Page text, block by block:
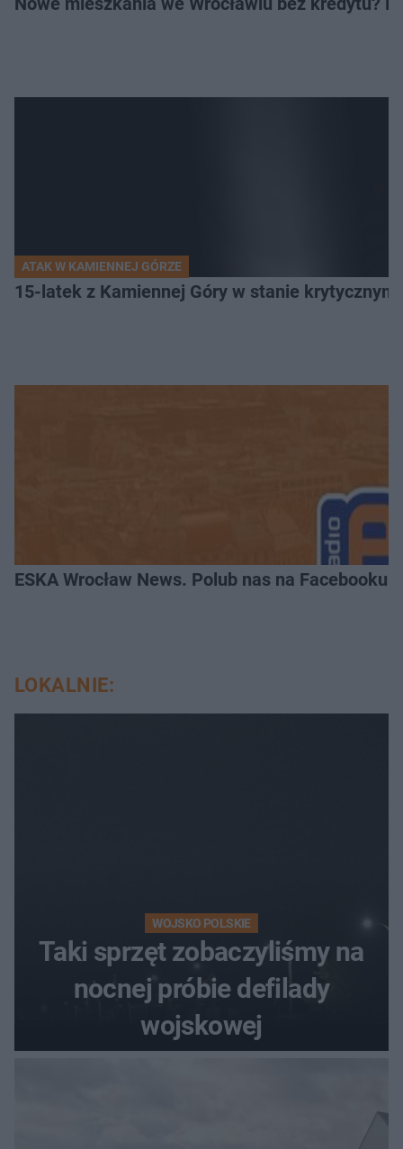
ATAK W KAMIENNEJ GÓRZE
15-latek z Kamiennej Góry w stanie
ESKA Wrocław News. Polub nas na Facebooku!
LOKALNIE:
WOJSKO POLSKIE
Taki sprzęt zobaczyliśmy na
nocnej próbie defilady
wojskowej